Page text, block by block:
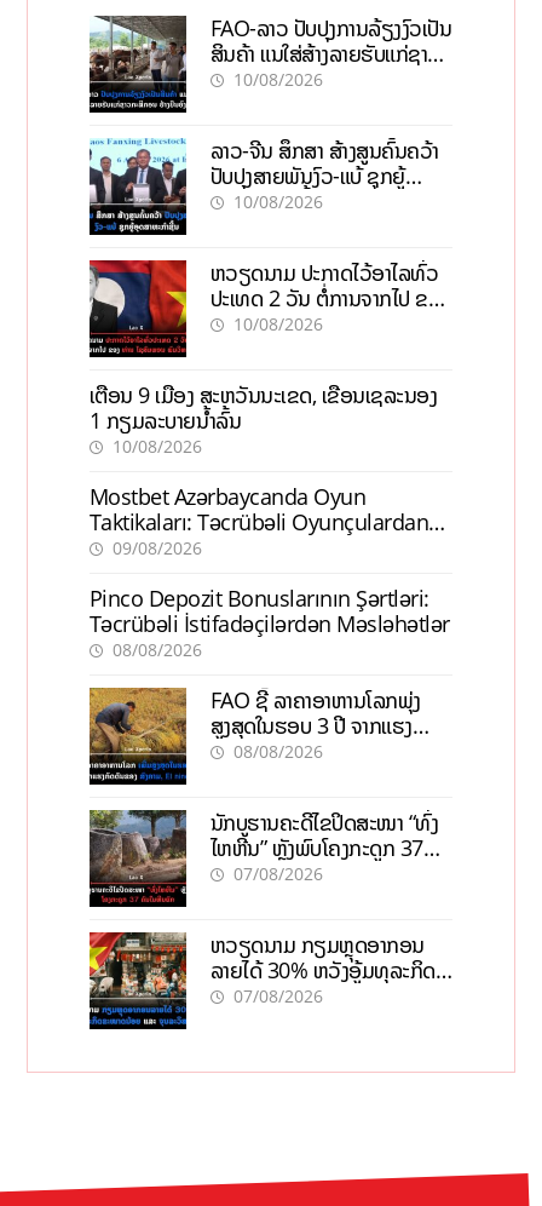
FAO-ລາວ ປັບປຸງການລ້ຽງງົວເປັນ
ສິນຄ້າ ແນໃສ່ສ້າງລາຍຮັບແກ່ຊາວ
ກະສິກອນຢ່າງຍືນຍົງ
10/08/2026
ລາວ-ຈີນ ສຶກສາ ສ້າງສູນຄົ້ນຄວ້າ
ປັບປຸງສາຍພັນງົວ-ແບ້ ຊຸກຍູ້
ອຸດສາຫະກຳຊີ້ນ
10/08/2026
ຫວຽດນາມ ປະກາດໄວ້ອາໄລທົ່ວ
ປະເທດ 2 ວັນ ຕໍ່ການຈາກໄປ ຂອງ
ທ່ານ ໄຊສົມພອນ ພົມວິຫານ
10/08/2026
ເຕືອນ 9 ເມືອງ ສະຫວັນນະເຂດ, ເຂື່ອນເຊລະນອງ
1 ກຽມລະບາຍນ້ຳລົ້ນ
10/08/2026
Mostbet Azərbaycanda Oyun
Taktikaları: Təcrübəli Oyunçulardan
İpuçları
09/08/2026
Pinco Depozit Bonuslarının Şərtləri:
Təcrübəli İstifadəçilərdən Məsləhətlər
08/08/2026
FAO ຊີ້ ລາຄາອາຫານໂລກພຸ່ງ
ສູງສຸດໃນຮອບ 3 ປີ ຈາກແຮງ
ກົດດັນຂອງສົງຄາມ, El nino
08/08/2026
ນັກບູຮານຄະດີໄຂປິດສະໜາ “ທົ່ງ
ໄຫຫີນ” ຫຼັງພົບໂຄງກະດູກ 37
ຄົນໃນຫີນຍັກ
07/08/2026
ຫວຽດນາມ ກຽມຫຼຸດອາກອນ
ລາຍໄດ້ 30% ຫວັງອູ້ມທຸລະກິດ
ຂະໜາດນ້ອຍ ແລະ ຈຸນລະ
07/08/2026